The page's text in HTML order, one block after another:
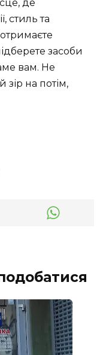
де
стиль та
засоби
вам. Не
зір на потім,